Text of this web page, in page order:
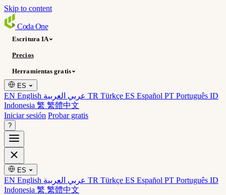
Skip to content
Coda One
Escritura IA
Precios
Herramientas gratis
ES
EN English TR Türkçe ES Español PT Português ID
Indonesia 繁 繁體中文
Iniciar sesión Probar gratis
?
ES
EN English TR Türkçe ES Español PT Português ID
Indonesia 繁 繁體中文